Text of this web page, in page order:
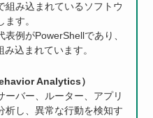
組み込まれているソフトウ
す。
例がPowerShellであり、
込まれています。
Analytics）
ーバー、ルーター、アプリ
析し、異常な行動を検知す